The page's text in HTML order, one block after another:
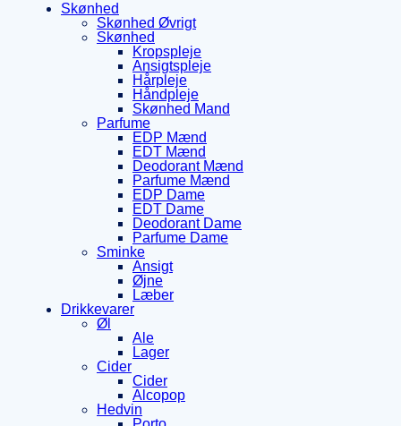
Skønhed
Skønhed Øvrigt
Skønhed
Kropspleje
Ansigtspleje
Hårpleje
Håndpleje
Skønhed Mand
Parfume
EDP Mænd
EDT Mænd
Deodorant Mænd
Parfume Mænd
EDP Dame
EDT Dame
Deodorant Dame
Parfume Dame
Sminke
Ansigt
Øjne
Læber
Drikkevarer
Øl
Ale
Lager
Cider
Cider
Alcopop
Hedvin